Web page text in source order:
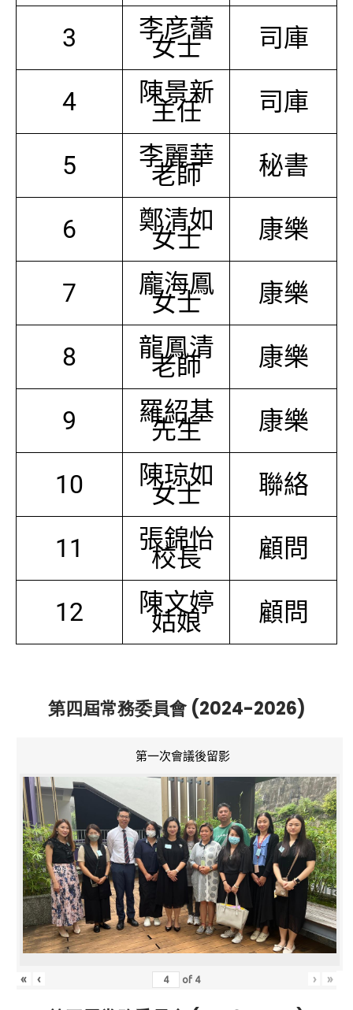
3 李彦蕾
女士 司庫
4 陳景新
主任 司庫
5 李麗華
老師 秘書
6 鄭清如
女士 康樂
7 龐海鳳
女士 康樂
8 龍鳳清
老師 康樂
9 羅紹基
先生 康樂
10 陳琼如
女士 聯絡
11 張錦怡
校長 顧問
12 陳文婷
姑娘 顧問
第四屆常務委員會 (2024-2026)
第一次會議後留影
« ‹ of 4 › »